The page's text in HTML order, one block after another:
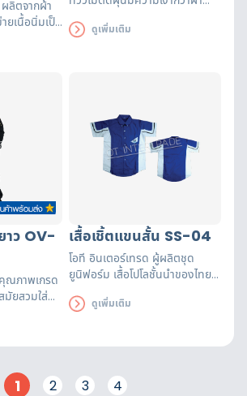
ลิตจากผ้า
ยเนื้อนิ่มเป็น
างกายผู้
ผ้าแถบสะท้อนแสงมาตรฐาน
ดูเพิ่มเติม
าว OV-
ณภาพเกรด
มัยสวมใส่
คลื่อนไหวได้
เสื้อเชิ้ตแขนสั้น SS-04
โอที อินเตอร์เทรด ผู้ผลิตชุด
ยูนิฟอร์ม เสื้อโปโลชั้นนำของไทย
กำหนด สามารถเลือกผ้าและเพิ่ม
ดูเพิ่มเติม
1 2 3 4